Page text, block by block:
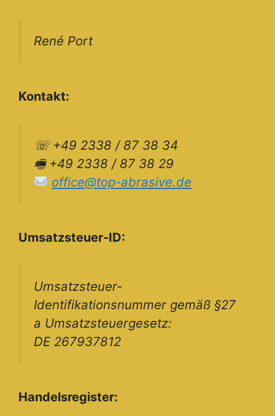
René Port
Kontakt:
☏ +49 2338 / 87 38 34
🖷 +49 2338 / 87 38 29
office@top-abrasive.de
Umsatzsteuer-ID:
Umsatzsteuer-
Identifikationsnummer gemäß §27
a Umsatzsteuergesetz:
DE 267937812
Handelsregister: